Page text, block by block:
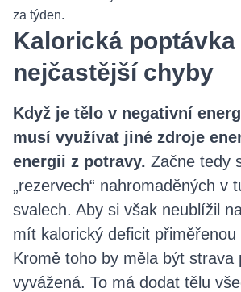
za týden.
Kalorická poptávka
nejčastější chyby
Když je tělo v negativní
musí využívat jiné zdroje
energii z potravy. Začne tedy
„rezervech“ nahromaděných v
svalech. Aby si však neublížil
mít kalorický deficit přiměřenou
Kromě toho by měla být strava
vyvážená. To má dodat tělu